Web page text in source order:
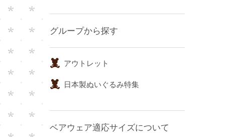
グループから探す
アウトレット
日本製ぬいぐるみ特集
ベアウェア適応サイズについて